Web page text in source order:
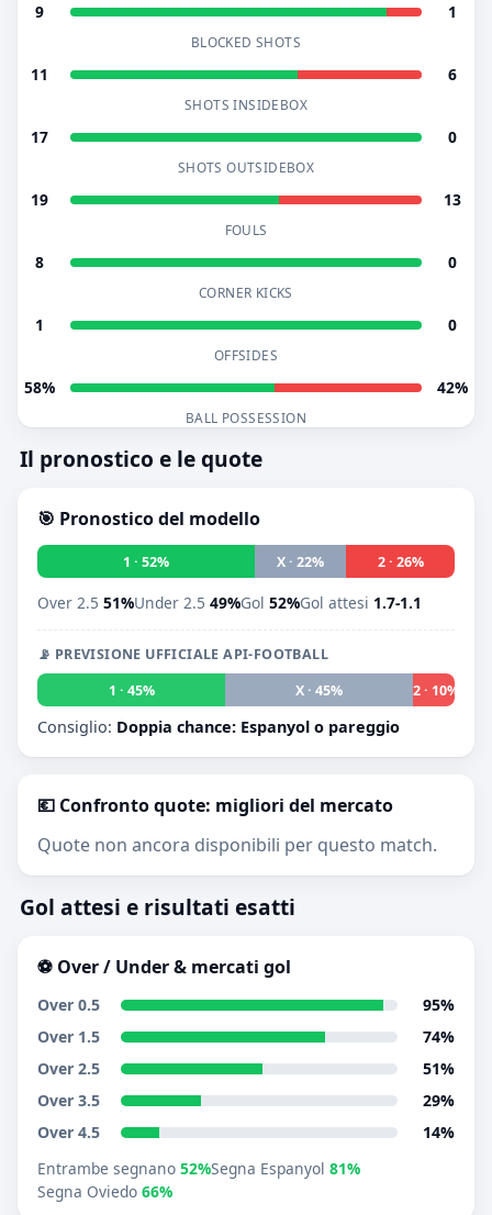
9 1
BLOCKED SHOTS
11 6
SHOTS INSIDEBOX
17 0
SHOTS OUTSIDEBOX
19 13
FOULS
8 0
CORNER KICKS
1 0
OFFSIDES
58% 42%
BALL POSSESSION
Il pronostico e le quote
🎯 Pronostico del modello
1 · 52% X · 22% 2 · 26%
Over 2.5 51%Under 2.5 49%Gol 52%Gol attesi 1.7-1.1
📡 PREVISIONE UFFICIALE API-FOOTBALL
1 · 45%
X · 45% 2 · 10%
Consiglio: Doppia chance: Espanyol o pareggio
💶 Confronto quote: migliori del mercato
Quote non ancora disponibili per questo match.
Gol attesi e risultati esatti
⚽ Over / Under & mercati gol
Over 0.5
95%
Over 1.5
74%
Over 2.5
51%
Over 3.5
29%
Over 4.5
14%
Entrambe segnano 52%Segna Espanyol 81%
Segna Oviedo 66%